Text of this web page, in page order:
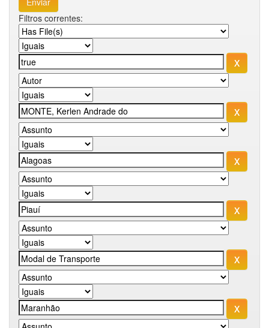
Filtros correntes: